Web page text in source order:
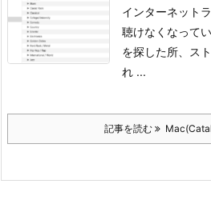
インターネット
聴けなくなってい
を探した所、ス
れ ...
記事を読む